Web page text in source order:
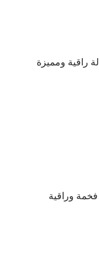
راقية ومميزة